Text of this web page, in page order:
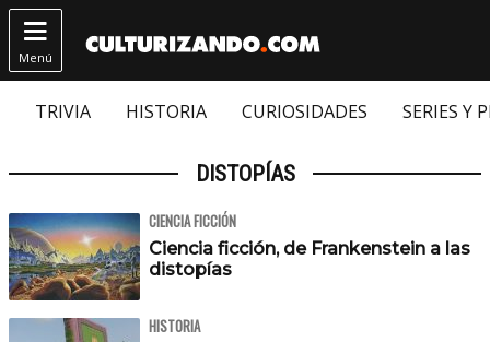

Menú
TRIVIA HISTORIA CURIOSIDADES SERIES Y
DISTOPÍAS
CIENCIA FICCIÓN
Ciencia ficción, de Frankenstein a las
distopías
HISTORIA